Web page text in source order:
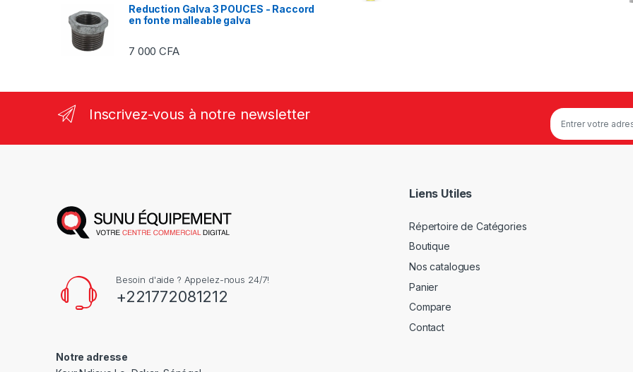
Reduction Galva 3 POUCES - Raccord
en fonte malleable galva
7 000CFA
Inscrivez-vous à notre newsletter
Besoin d'aide ? Appelez-nous 24/7!
+221772081212
Notre adresse
Liens Utiles
Répertoire de Catégories
Boutique
Nos catalogues
Panier
Compare
Contact